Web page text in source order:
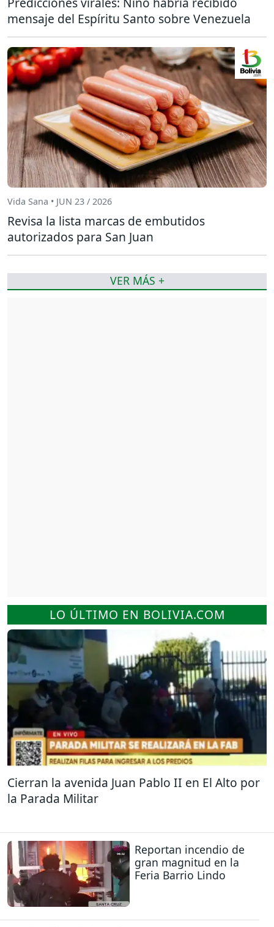
LO ÚLTIMO EN BOLIVIA.COM
Cierran la avenida Juan Pablo II en El Alto por
la Parada Militar
Reportan incendio de
gran magnitud en la
Feria Barrio Lindo
mensaje del Espíritu Santo sobre Venezuela
Vida Sana • JUN 23 / 2026
Revisa la lista marcas de embutidos
autorizados para San Juan
VER MÁS +